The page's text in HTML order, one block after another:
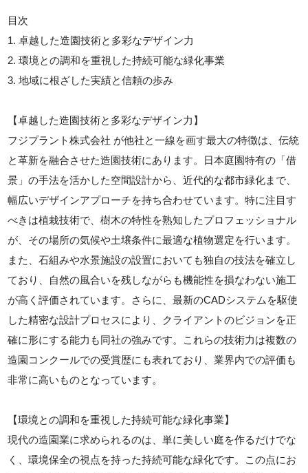
目次
1. 卓越した造園技術と多彩なデザイン力
2. 環境との調和を重視した持続可能な緑化事業
3. 地域に根ざした実績と信頼の歩み
【卓越した造園技術と多彩なデザイン力】
フジプラント株式会社 が他社と一線を画す最大の特徴は、伝統
と革新を融合させた造園技術にあります。日本庭園特有の「借
景」の手法を活かした空間設計から、近代的な都市緑化まで、
幅広いデザインアプローチを持ち合わせています。特に注目す
べきは植栽技術で、樹木の特性を熟知したプロフェッショナル
が、その場所の気候や土壌条件に最適な植物選定を行います。
また、石組みや水景施設の設置においても独自の技法を確立し
ており、自然の風合いを残しながらも機能性を損なわない施工
が高く評価されています。さらに、最新のCADシステムを駆使
した精密な設計プロセスにより、クライアントのビジョンを正
確に形にする能力も同社の強みです。これらの技術力は複数の
造園コンクールでの受賞歴にも表れており、業界内での評価も
非常に高いものとなっています。
【環境との調和を重視した持続可能な緑化事業】
現代の造園業に求められるのは、単に美しい庭を作るだけでな
く、環境保全の視点を持った持続可能な緑化です。この点にお